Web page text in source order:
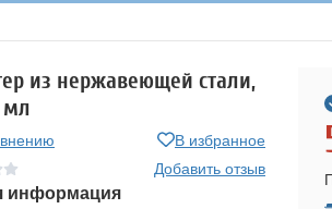
из нержавеющей стали,
мл
В избранное
Добавить отзыв
информация